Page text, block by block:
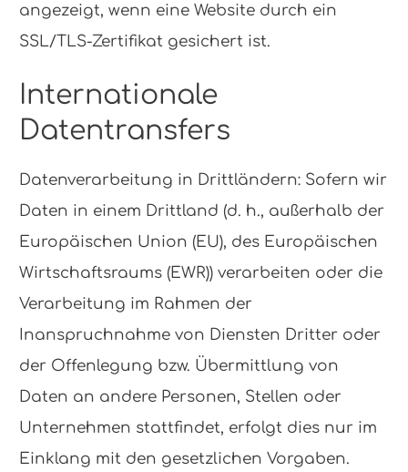
angezeigt, wenn eine Website durch ein
SSL/TLS-Zertifikat gesichert ist.
Internationale
Datentransfers
Datenverarbeitung in Drittländern: Sofern wir
Daten in einem Drittland (d. h., außerhalb der
Europäischen Union (EU), des Europäischen
Wirtschaftsraums (EWR)) verarbeiten oder die
Verarbeitung im Rahmen der
Inanspruchnahme von Diensten Dritter oder
der Offenlegung bzw. Übermittlung von
Daten an andere Personen, Stellen oder
Unternehmen stattfindet, erfolgt dies nur im
Einklang mit den gesetzlichen Vorgaben.